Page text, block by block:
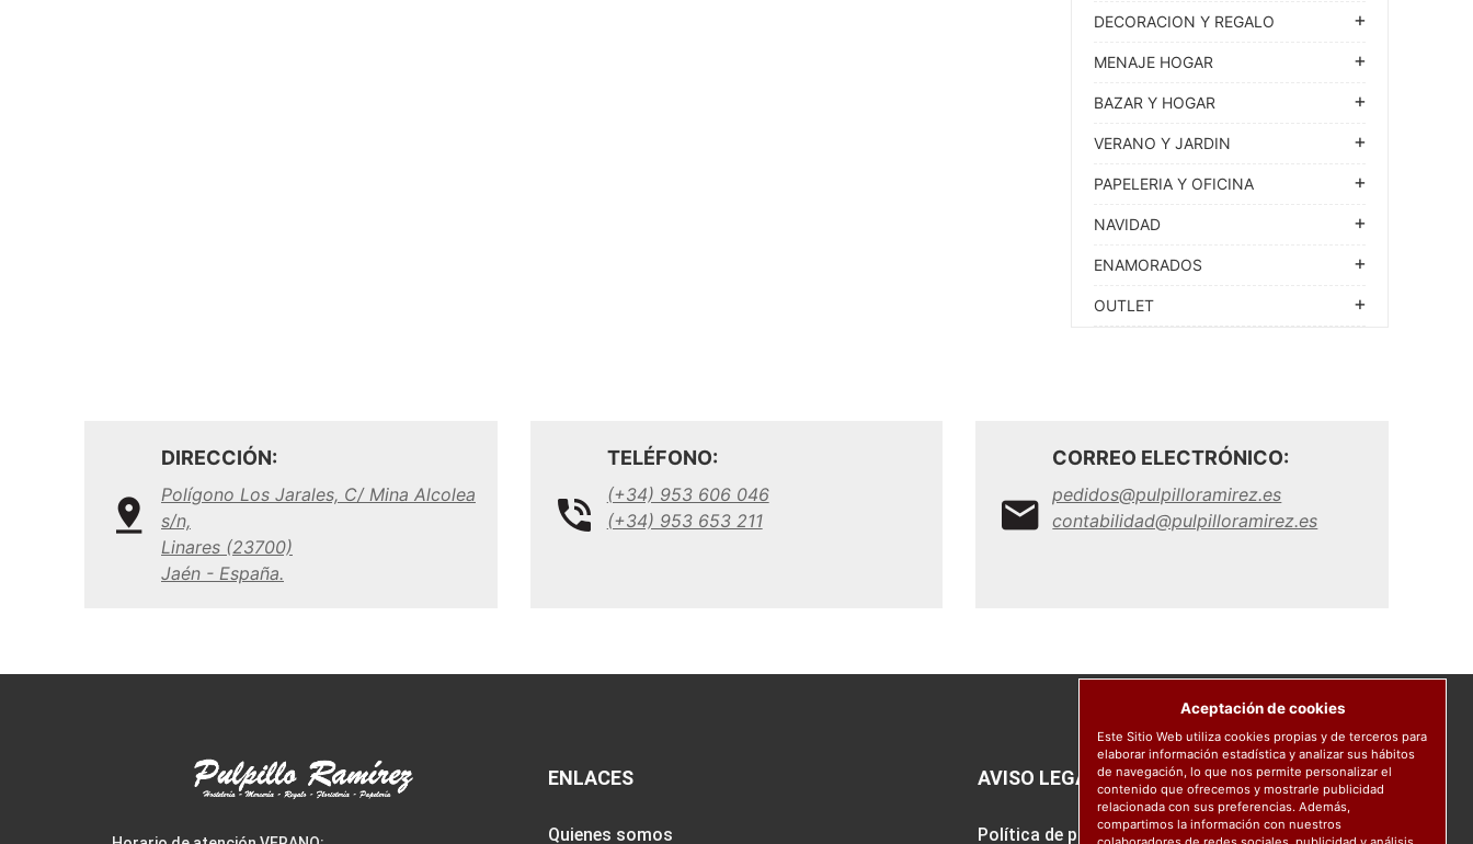
DECORACION Y REGALO
MENAJE HOGAR
BAZAR Y HOGAR
VERANO Y JARDIN
PAPELERIA Y OFICINA
NAVIDAD
ENAMORADOS
OUTLET
DIRECCIÓN:
Polígono Los Jarales, C/ Mina Alcolea
s/n,
Linares (23700)
Jaén - España.
TELÉFONO:
(+34) 953 606 046
(+34) 953 653 211
CORREO ELECTRÓNICO:
pedidos@pulpilloramirez.es
contabilidad@pulpilloramirez.es
ENLACES
Quienes somos
AVISO LEGAL
Política de protección de datos
Aceptación de cookies
Este Sitio Web utiliza cookies propias y de terceros para
elaborar información estadística y analizar sus hábitos
de navegación, lo que nos permite personalizar el
contenido que ofrecemos y mostrarle publicidad
relacionada con sus preferencias. Además,
compartimos la información con nuestros